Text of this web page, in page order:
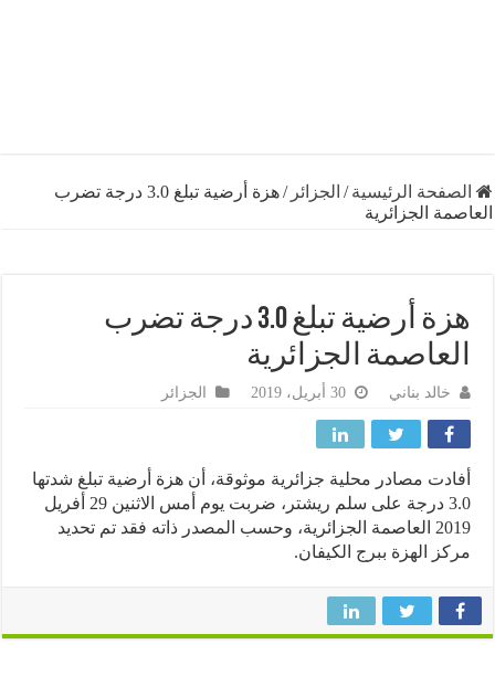
الرئيسية /الجزائر/
هزة أرضية تبلغ 3.0 درجة تضرب
الجزائرية
هزة أرضية تبلغ 3.0 درجة تضرب
الجزائرية
خالد بناني الجزائر
مصادر محلية جزائرية موثوقة، أن هزة أرضية تبلغ شدتها
3.0 درجة على سلم ريشتر، ضربت يوم أمس الاثنين 29 أفريل
2019 العاصمة الجزائرية، وحسب المصدر ذاته فقد تم تحديد
الهزة ببرج الكيفان.